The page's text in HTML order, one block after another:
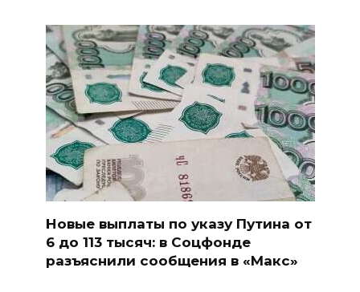
Новые выплаты по указу Путина от
6 до 113 тысяч: в Соцфонде
разъяснили сообщения в «Макс»